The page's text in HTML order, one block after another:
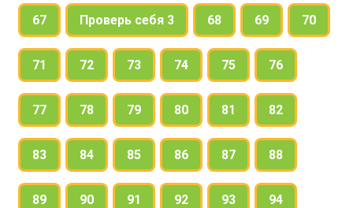
67 Проверь себя 3 68 69 70
71 72 73 74 75 76
77 78 79 80 81 82
83 84 85 86 87 88
89 90 91 92 93 94